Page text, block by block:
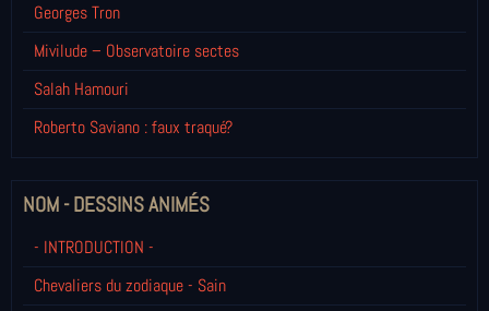
Georges Tron
Mivilude – Observatoire sectes
Salah Hamouri
Roberto Saviano : faux traqué?
NOM - DESSINS ANIMÉS
- INTRODUCTION -
Chevaliers du zodiaque - Sain